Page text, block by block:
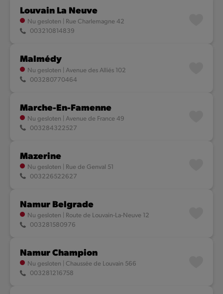
Louvain La Neuve
Nu gesloten
Rue Charlemagne 42
003210814839
Malmédy
Nu gesloten | Avenue des Alliés 102
003280770464
Marche-En-Famenne
Nu gesloten
Avenue de France 49
003284322527
Mazerine
Nu gesloten
Rue de Genval 51
003226522627
Namur Belgrade
Nu gesloten
Route de Louvain-La-Neuve 12
003281580976
Namur Champion
Nu gesloten
Chaussée de Louvain 566
003281216758